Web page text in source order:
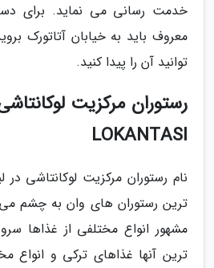
خدمت رسانی می نماید. برای
معروف باید به خیابان آتاتورک
توانید آن را پیدا کنید.
LOKANTASI
نام رستوران مرکزیت لوکانتاشی
ترین رستوران های وان به چشم
مشهور انواع مختلفی از غذاها
ترین آنها غذاهای ترکی و انواع